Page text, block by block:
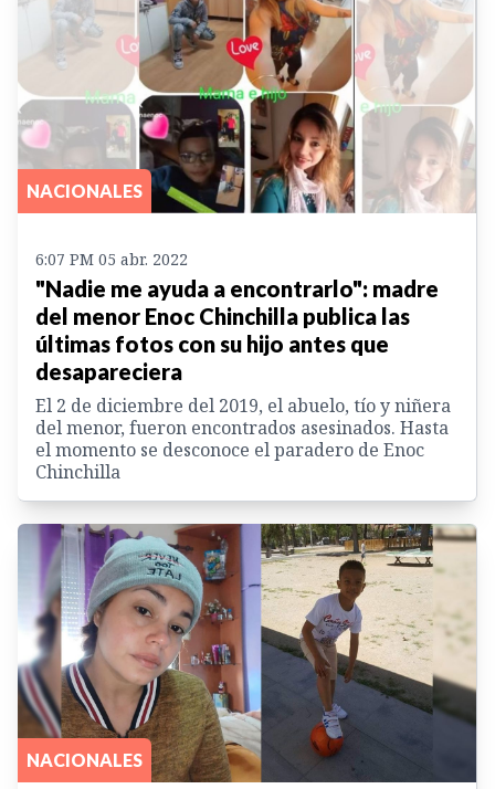
NACIONALES
6:07 PM 05 abr. 2022
"Nadie me ayuda a encontrarlo": madre
del menor Enoc Chinchilla publica las
últimas fotos con su hijo antes que
desapareciera
El 2 de diciembre del 2019, el abuelo, tío y niñera
del menor, fueron encontrados asesinados. Hasta
el momento se desconoce el paradero de Enoc
Chinchilla
NACIONALES